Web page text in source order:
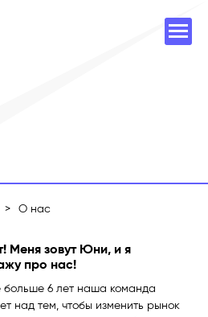
> О нас
Меня зовут Юни, и я
про нас!
больше 6 лет наша команда
над тем, чтобы изменить рынок